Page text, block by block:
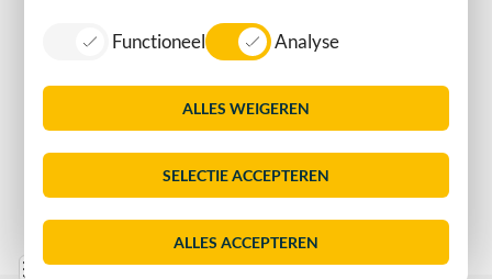
Functioneel Analyse
ALLES WEIGEREN
SELECTIE ACCEPTEREN
ALLES ACCEPTEREN
LijstConsent
Sitemap
Toegankelijkheid
Servicenormen
Dorpsmarketing Oegstgeest